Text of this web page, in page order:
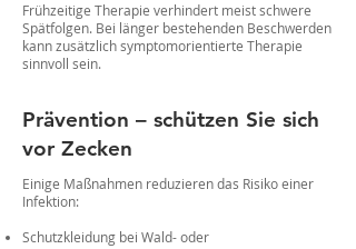
Frühzeitige Therapie verhindert meist schwere
Spätfolgen. Bei länger bestehenden Beschwerden
kann zusätzlich symptomorientierte Therapie
sinnvoll sein.
Prävention – schützen Sie sich
vor Zecken
Einige Maßnahmen reduzieren das Risiko einer
Infektion:
Schutzkleidung bei Wald- oder